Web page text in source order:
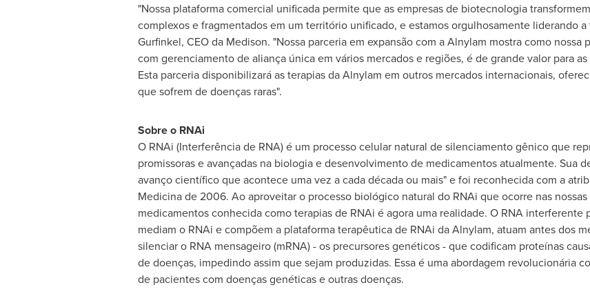
"Nossa plataforma comercial unificada permite que as empresas de biotecnologia
complexos e fragmentados em um território unificado, e estamos orgulhosamente liderando
Gurfinkel, CEO da Medison. "Nossa parceria em expansão com a Alnylam mostra como
com gerenciamento de aliança única em vários mercados e regiões, é de grande valor para
Esta parceria disponibilizará as terapias da Alnylam em outros mercados internacionais,
que sofrem de doenças raras".
Sobre o RNAi
O RNAi (Interferência de RNA) é um processo celular natural de silenciamento gênico que
promissoras e avançadas na biologia e desenvolvimento de medicamentos atualmente. Sua
avanço científico que acontece uma vez a cada década ou mais" e foi reconhecida com a
Medicina de 2006. Ao aproveitar o processo biológico natural do RNAi que ocorre nas
medicamentos conhecida como terapias de RNAi é agora uma realidade. O RNA interferente
mediam o RNAi e compõem a plataforma terapêutica de RNAi da Alnylam, atuam antes dos
silenciar o RNA mensageiro (mRNA) - os precursores genéticos - que codificam proteínas
de doenças, impedindo assim que sejam produzidas. Essa é uma abordagem revolucionária
de pacientes com doenças genéticas e outras doenças.